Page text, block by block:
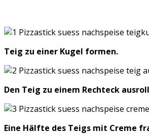
Teig zu einer Kugel formen.
Den Teig zu einem Rechteck
Eine Hälfte des Teigs mit Creme